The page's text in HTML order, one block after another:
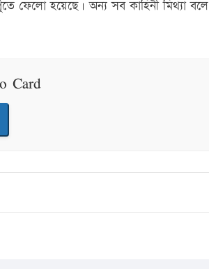
ফেলো হয়েছে। অন্য সব কাহিনী মিথ্যা বলে
Card